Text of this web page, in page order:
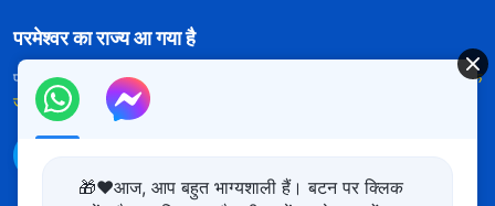
परमेश्वर का राज्य आ गया है
परमेश्वर का राज्य पृथ्वी पर आ गया है! क्या आप इसमें प्रवेश करना चाहते हैं?
और अधिक
जानें
🎁❤️आज, आप बहुत भाग्यशाली हैं। बटन पर क्लिक